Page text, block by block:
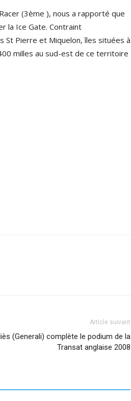
(3ème ), nous a rapporté que
la Ice Gate. Contraint
St Pierre et Miquelon, îles situées à
milles au sud-est de ce territoire
Article suivant
(Generali) complète le podium de la
Transat anglaise 2008